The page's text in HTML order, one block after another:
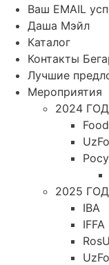
Ваш EMAIL
Даша Мэйл
Каталог
Контакты
Лучшие
Мероприятия
2024 ГОД
2025 ГОД
IBA
IFFA